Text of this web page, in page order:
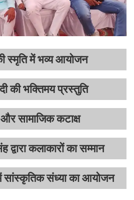
स्मृति में भव्य आयोजन
की भक्तिमय प्रस्तुति
सामाजिक कटाक्ष
कलाकारों का सम्मान
सांस्कृतिक संध्या का आयोजन